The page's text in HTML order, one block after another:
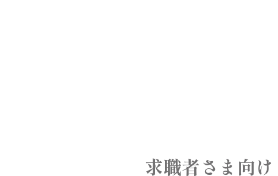
求職者さま向け